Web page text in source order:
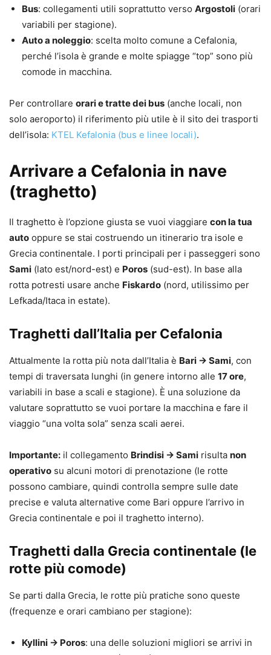
Bus: collegamenti utili soprattutto verso Argostoli (orari
variabili per stagione).
Auto a noleggio: scelta molto comune a Cefalonia,
perché l’isola è grande e molte spiagge “top” sono più
comode in macchina.
Per controllare orari e tratte dei bus (anche locali, non
solo aeroporto) il riferimento più utile è il sito dei trasporti
dell’isola: KTEL Kefalonia (bus e linee locali).
Arrivare a Cefalonia in nave
(traghetto)
Il traghetto è l’opzione giusta se vuoi viaggiare con la tua
auto oppure se stai costruendo un itinerario tra isole e
Grecia continentale. I porti principali per i passeggeri sono
Sami (lato est/nord-est) e Poros (sud-est). In base alla
rotta potresti usare anche Fiskardo (nord, utilissimo per
Lefkada/Itaca in estate).
Traghetti dall’Italia per Cefalonia
Attualmente la rotta più nota dall’Italia è Bari → Sami, con
tempi di traversata lunghi (in genere intorno alle 17 ore,
variabili in base a scali e stagione). È una soluzione da
valutare soprattutto se vuoi portare la macchina e fare il
viaggio “una volta sola” senza scali aerei.
Importante: il collegamento Brindisi → Sami risulta non
operativo su alcuni motori di prenotazione (le rotte
possono cambiare, quindi controlla sempre sulle date
precise e valuta alternative come Bari oppure l’arrivo in
Grecia continentale e poi il traghetto interno).
Traghetti dalla Grecia continentale (le
rotte più comode)
Se parti dalla Grecia, le rotte più pratiche sono queste
(frequenze e orari cambiano per stagione):
Kyllini → Poros: una delle soluzioni migliori se arrivi in